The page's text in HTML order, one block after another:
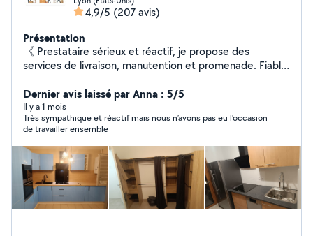
4,9/5 (207 avis)
Présentation
《 Prestataire sérieux et réactif, je propose des
services de livraison, manutention et promenade. Fiable,
des tarifs accessibles disponible 7jr/7jr .》
Dernier avis laissé par Anna : 5/5
Il y a 1 mois
Très sympathique et réactif mais nous n’avons pas eu l’occasion
de travailler ensemble